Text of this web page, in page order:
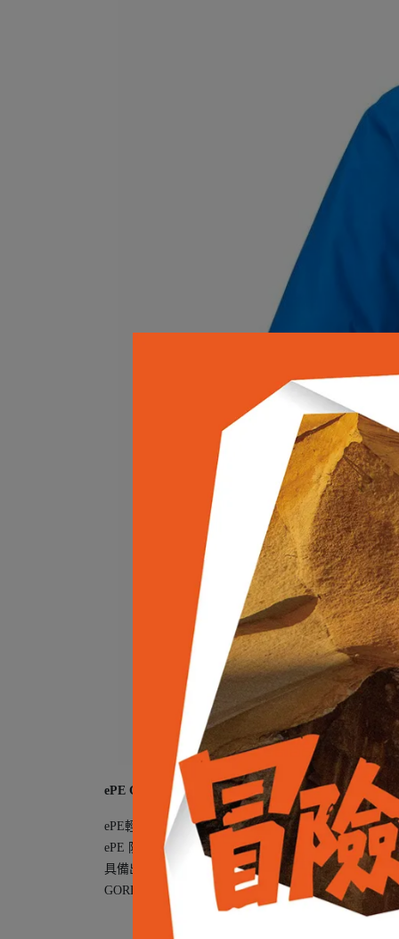
ePE GORE-TEX® 材質特性：
ePE輕薄特性和微孔結構，厚度降低 1/3 且重量也更
ePE 防水透氣薄膜不含氟碳化合物 (PFCs/PFAS)，製
具備出色的防水功能，並且透氣性佳，讓您保持乾爽
GORE-TEX ePE 搭配精選的紡織品，實現更低的碳足